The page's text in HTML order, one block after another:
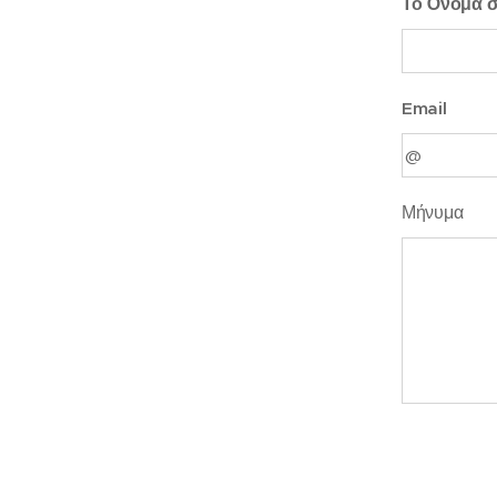
Email
Μήνυμα